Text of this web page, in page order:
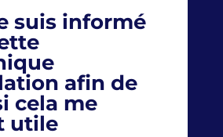
suis informé
afin de
cela me
utile